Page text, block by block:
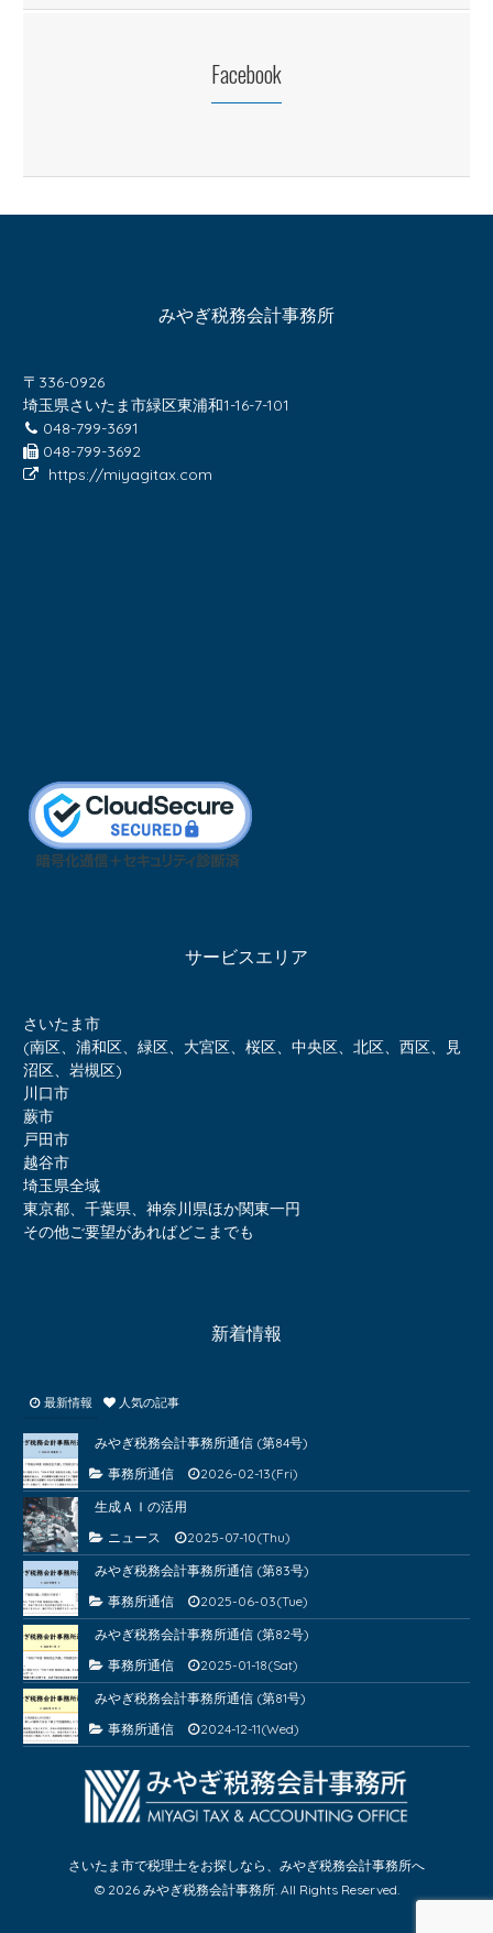
Facebook
みやぎ税務会計事務所
〒336-0926
埼玉県さいたま市緑区東浦和1-16-7-101
048-799-3691
048-799-3692
https://miyagitax.com
サービスエリア
さいたま市
(南区、浦和区、緑区、大宮区、桜区、中央区、北区、西区、見
沼区、岩槻区)
川口市
蕨市
戸田市
越谷市
埼玉県全域
東京都、千葉県、神奈川県ほか関東一円
その他ご要望があればどこまでも
新着情報
最新情報 人気の記事
みやぎ税務会計事務所通信 (第84号)
事務所通信
2026-02-13(Fri)
生成ＡＩの活用
ニュース
2025-07-10(Thu)
みやぎ税務会計事務所通信 (第83号)
事務所通信
2025-06-03(Tue)
みやぎ税務会計事務所通信 (第82号)
事務所通信
2025-01-18(Sat)
みやぎ税務会計事務所通信 (第81号)
事務所通信
2024-12-11(Wed)
さいたま市で税理士をお探しなら、みやぎ税務会計事務所へ
© 2026 みやぎ税務会計事務所. All Rights Reserved.